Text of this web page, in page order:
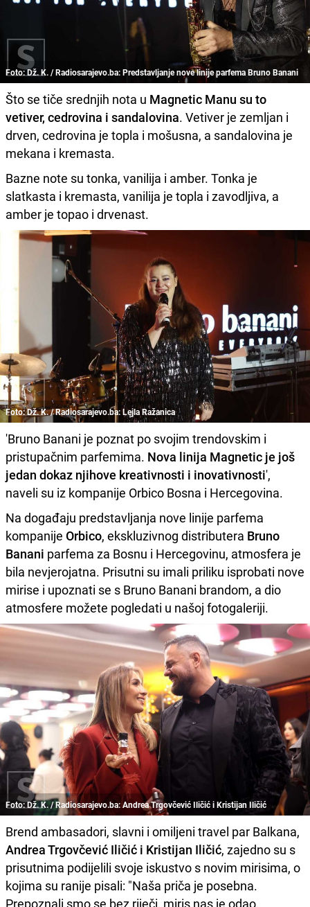
Foto: Dž. K. / Radiosarajevo.ba: Predstavljanje nove linije parfema Bruno Banani
Što se tiče srednjih nota u Magnetic Manu su to
vetiver, cedrovina i sandalovina. Vetiver je zemljan i
drven, cedrovina je topla i mošusna, a sandalovina je
mekana i kremasta.
Bazne note su tonka, vanilija i amber. Tonka je
slatkasta i kremasta, vanilija je topla i zavodljiva, a
amber je topao i drvenast.
Foto: Dž. K. / Radiosarajevo.ba: Lejla Ražanica
'Bruno Banani je poznat po svojim trendovskim i
pristupačnim parfemima. Nova linija Magnetic je još
jedan dokaz njihove kreativnosti i inovativnosti',
naveli su iz kompanije Orbico Bosna i Hercegovina.
Na događaju predstavljanja nove linije parfema
kompanije Orbico, ekskluzivnog distributera Bruno
Banani parfema za Bosnu i Hercegovinu, atmosfera je
bila nevjerojatna. Prisutni su imali priliku isprobati nove
mirise i upoznati se s Bruno Banani brandom, a dio
atmosfere možete pogledati u našoj fotogaleriji.
Foto: Dž. K. / Radiosarajevo.ba: Andrea Trgovčević Iličić i Kristijan Iličić
Brend ambasadori, slavni i omiljeni travel par Balkana,
Andrea Trgovčević Iličić i Kristijan Iličić, zajedno su s
prisutnima podijelili svoje iskustvo s novim mirisima, o
kojima su ranije pisali: "Naša priča je posebna.